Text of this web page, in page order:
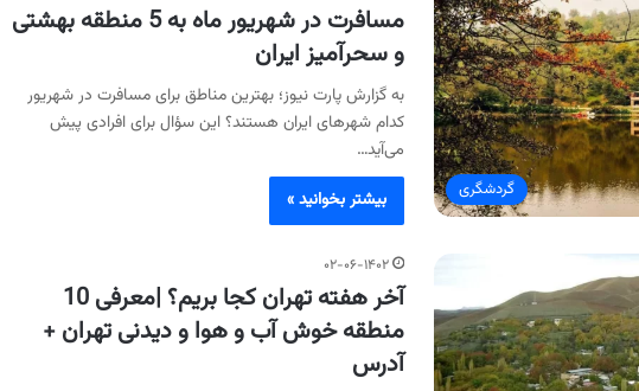
گردشگری
مسافرت در شهریور ماه به 5 منطقه بهشتی
و سحرآمیز ایران
به گزارش پارت نیوز؛ بهترین مناطق برای مسافرت در شهریور
کدام شهرهای ایران هستند؟ این سؤال برای افرادی پیش
می‌آید…
بیشتر بخوانید »
۰۲-۰۶-۱۴۰۲
آخر هفته تهران کجا بریم؟ |معرفی 10
منطقه خوش آب و هوا و دیدنی تهران +
آدرس